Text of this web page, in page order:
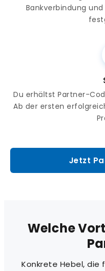
Bankverbindung
Du erhältst Partner-
Ab der ersten
Jetzt
Welche
Konkrete Hebel, die